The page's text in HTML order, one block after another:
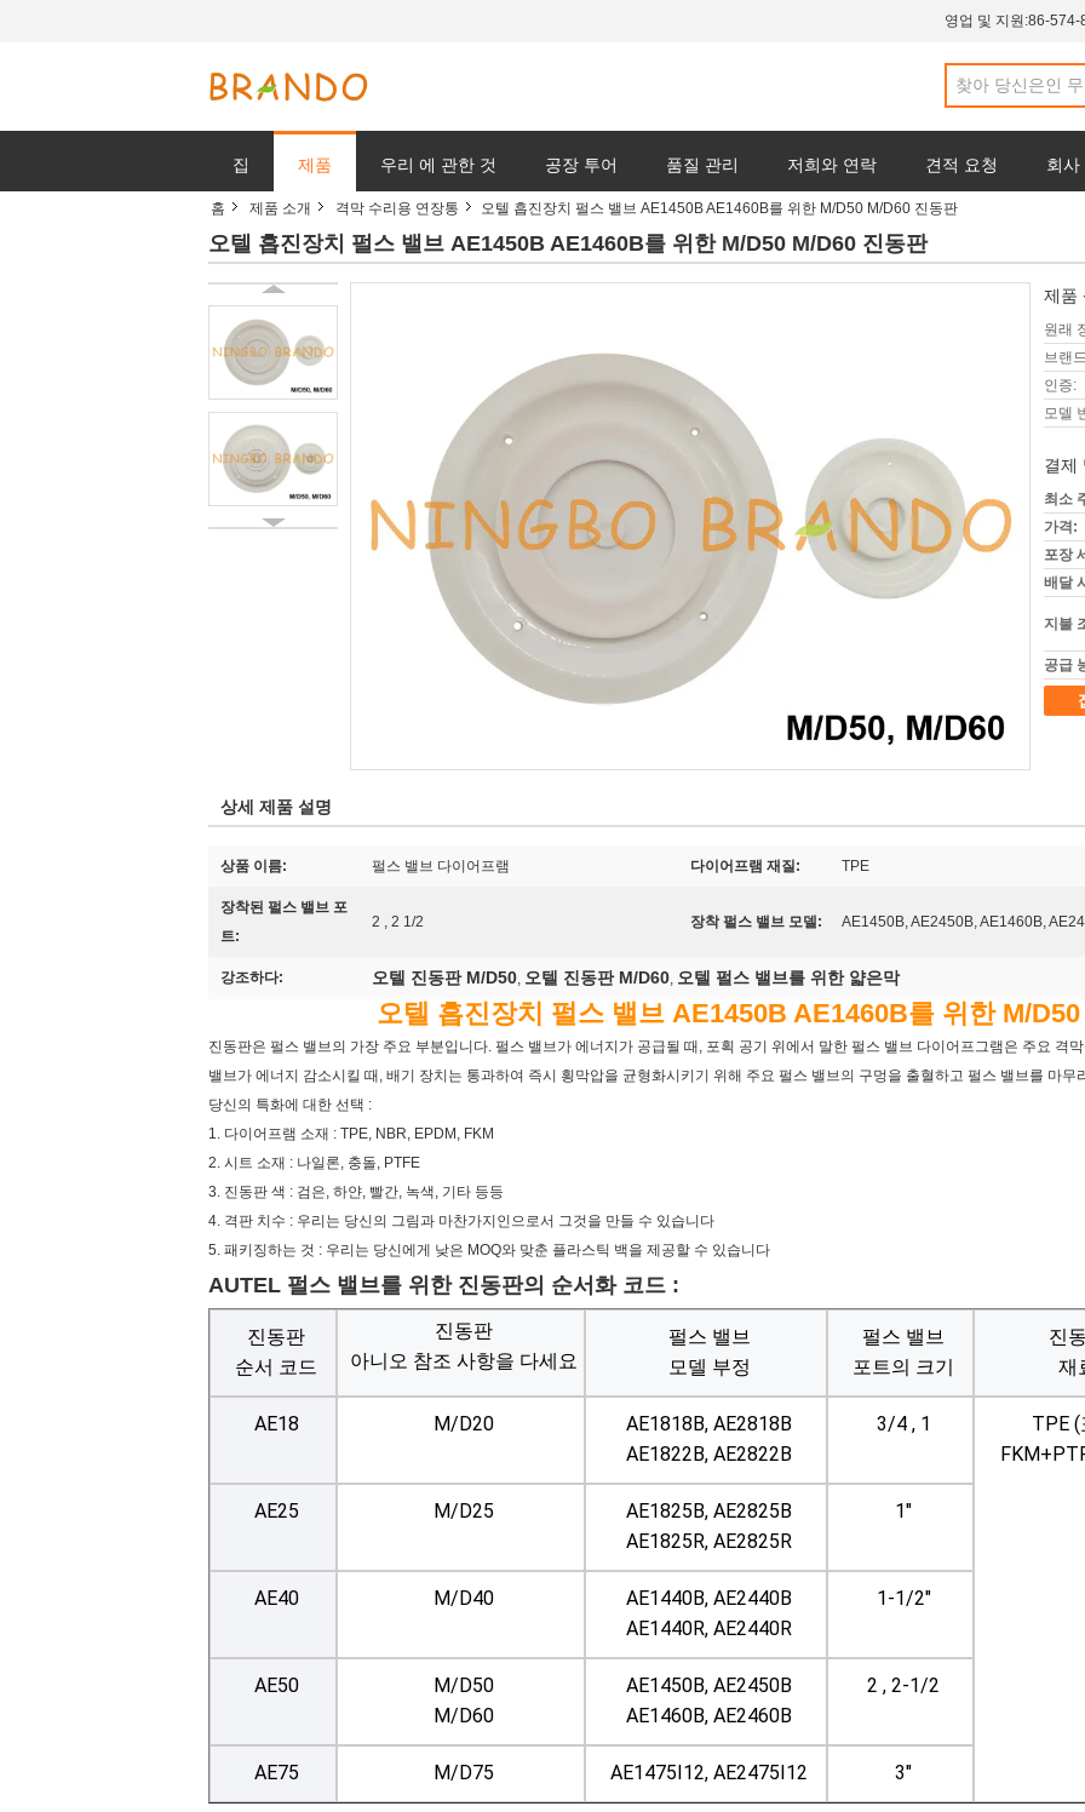
영업 및 지원:86-574-
집 제품 우리 에 관한 것 공장 투어 품질 관리 저희와 연락 견적 요청 회사
홈 제품 소개 격막 수리용 연장통 오텔 흡진장치 펄스 밸브 AE1450B AE1460B를 위한 M/D50 M/D60 진동판
오텔 흡진장치 펄스 밸브 AE1450B AE1460B를 위한 M/D50 M/D60 진동판
제품
원래
브랜
인증:
모델
결제
최소
가격:
포장
배달
지불
공급
상세 제품 설명
상품 이름: 펄스 밸브 다이어프램 다이어프램 재질: TPE
장착된 펄스 밸브 포
트:
2 , 2 1/2 장착 펄스 밸브 모델: AE1450B, AE2450B, AE1460B,
강조하다: 오텔 진동판 M/D50, 오텔 진동판 M/D60, 오텔 펄스 밸브를 위한 얇은막
오텔 흡진장치 펄스 밸브 AE1450B AE1460B를 위한 M/
진동판은 펄스 밸브의 가장 주요 부분입니다. 펄스 밸브가 에너지가 공급될 때, 포획 공기 위에서 말한 펄스 밸브 다이어프그램은 주요 격
밸브가 에너지 감소시킬 때, 배기 장치는 통과하여 즉시 횡막압을 균형화시키기 위해 주요 펄스 밸브의 구멍을 출혈하고 펄스 밸브를 마무
당신의 특화에 대한 선택 :
1. 다이어프램 소재 : TPE, NBR, EPDM, FKM
2. 시트 소재 : 나일론, 충돌, PTFE
3. 진동판 색 : 검은, 하얀, 빨간, 녹색, 기타 등등
4. 격판 치수 : 우리는 당신의 그림과 마찬가지인으로서 그것을 만들 수 있습니다
5. 패키징하는 것 : 우리는 당신에게 낮은 MOQ와 맞춘 플라스틱 백을 제공할 수 있습니다
AUTEL 펄스 밸브를 위한 진동판의 순서화 코드 :
진동판
순서 코드
진동판
아니오 참조 사항을 다세요
펄스 밸브
모델 부정
펄스 밸브
포트의 크기
진
재
AE18 M/D20
AE1818B, AE2818B
AE1822B, AE2822B
3/4 , 1
TPE
AE25 M/D25
AE1825B, AE2825B
AE1825R, AE2825R
1"
AE40 M/D40
AE1440B, AE2440B
AE1440R, AE2440R
1-1/2"
AE50
M/D50
M/D60
AE1450B, AE2450B
AE1460B, AE2460B
2 , 2-1/2
AE75 M/D75 AE1475I12, AE2475I12 3"